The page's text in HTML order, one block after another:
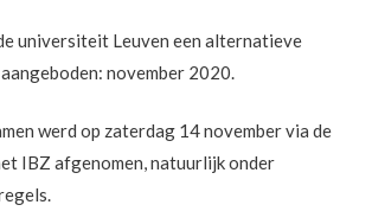
universiteit Leuven een alternatieve
november 2020.
werd op zaterdag 14 november via de
IBZ afgenomen, natuurlijk onder